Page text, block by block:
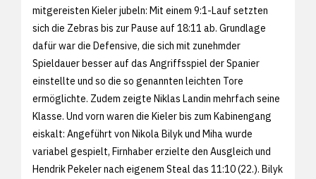
mitgereisten Kieler jubeln: Mit einem 9:1-Lauf setzten
sich die Zebras bis zur Pause auf 18:11 ab. Grundlage
dafür war die Defensive, die sich mit zunehmder
Spieldauer besser auf das Angriffsspiel der Spanier
einstellte und so die so genannten leichten Tore
ermöglichte. Zudem zeigte Niklas Landin mehrfach seine
Klasse. Und vorn waren die Kieler bis zum Kabinengang
eiskalt: Angeführt von Nikola Bilyk und Miha wurde
variabel gespielt, Firnhaber erzielte den Ausgleich und
Hendrik Pekeler nach eigenem Steal das 11:10 (22.). Bilyk